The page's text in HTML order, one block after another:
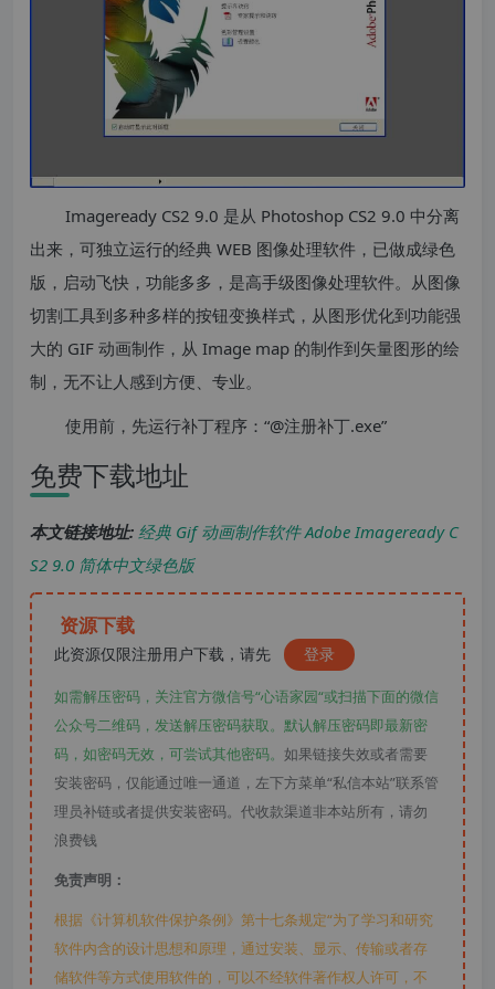
Imageready CS2 9.0 是从 Photoshop CS2 9.0 中分离
出来，可独立运行的经典 WEB 图像处理软件，已做成绿色
版，启动飞快，功能多多，是高手级图像处理软件。从图像
切割工具到多种多样的按钮变换样式，从图形优化到功能强
大的 GIF 动画制作，从 Image map 的制作到矢量图形的绘
制，无不让人感到方便、专业。
使用前，先运行补丁程序：“@注册补丁.exe”
免费下载地址
本文链接地址: 经典 Gif 动画制作软件 Adobe Imageready C
S2 9.0 简体中文绿色版
资源下载
此资源仅限注册用户下载，请先 登录
如需解压密码，关注官方微信号“心语家园“或扫描下面的微信
公众号二维码，发送解压密码获取。默认解压密码即最新密
码，如密码无效，可尝试其他密码。 如果链接失效或者需要
安装密码，仅能通过唯一通道，左下方菜单“私信本站”联系管
理员补链或者提供安装密码。代收款渠道非本站所有，请勿
浪费钱
免责声明：
根据《计算机软件保护条例》第十七条规定“为了学习和研究
软件内含的设计思想和原理，通过安装、显示、传输或者存
储软件等方式使用软件的，可以不经软件著作权人许可，不